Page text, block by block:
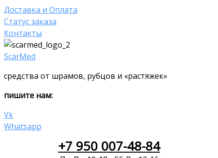
Доставка и Оплата
Статус заказа
Контакты
ScarMed
средства от шрамов, рубцов и «растяжек»
пишите нам:
Vk
Whatsapp
+7 950 007-48-84